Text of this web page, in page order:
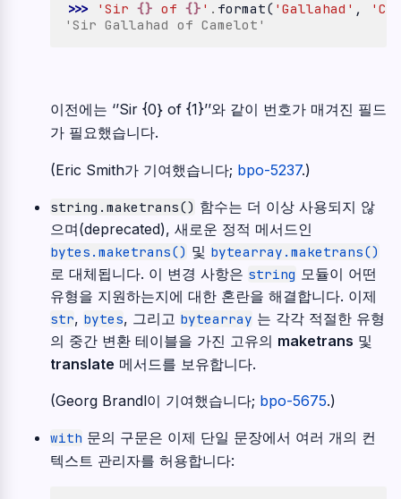
>>> 'Sir {} of {} ' . format( 'Gallahad' ,
'Sir Gallahad of Camelot'
이전에는 ‘’Sir {0} of {1}’’와 같이 번호가 매겨진 필드
가 필요했습니다.
(Eric Smith가 기여했습니다; bpo-5237.)
string.maketrans() 함수는 더 이상 사용되지 않
으며(deprecated), 새로운 정적 메서드인
bytes.maketrans() 및 bytearray.maketrans()
로 대체됩니다. 이 변경 사항은 string 모듈이 어떤
유형을 지원하는지에 대한 혼란을 해결합니다. 이제
str, bytes, 그리고 bytearray 는 각각 적절한 유형
의 중간 변환 테이블을 가진 고유의 maketrans 및
translate 메서드를 보유합니다.
(Georg Brandl이 기여했습니다; bpo-5675.)
with 문의 구문은 이제 단일 문장에서 여러 개의 컨
텍스트 관리자를 허용합니다: